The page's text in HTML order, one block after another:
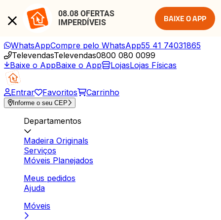
08.08 OFERTAS
IMPERDÍVEIS
BAIXE O APP
WhatsAppCompre pelo WhatsApp55 41 74031865
TelevendasTelevendas0800 080 0099
Baixe o AppBaixe o App LojasLojas Físicas
Entrar Favoritos Carrinho
Informe o seu CEP
Departamentos
Madeira Originals
Serviços
Móveis Planejados
Meus pedidos
Ajuda
Móveis